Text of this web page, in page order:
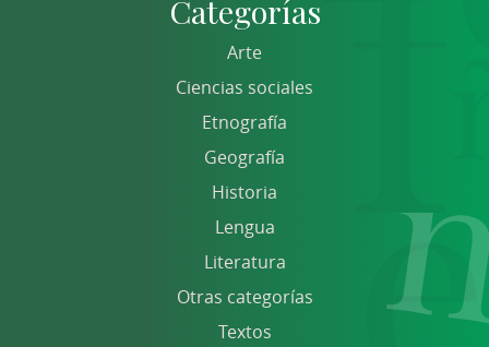
Categorías
Arte
Ciencias sociales
Etnografía
Geografía
Historia
Lengua
Literatura
Otras categorías
Textos